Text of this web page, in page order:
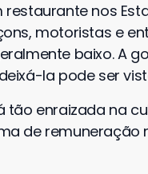
restaurante nos
motoristas e
baixo. A
la pode ser
tão enraizada na
de remuneração